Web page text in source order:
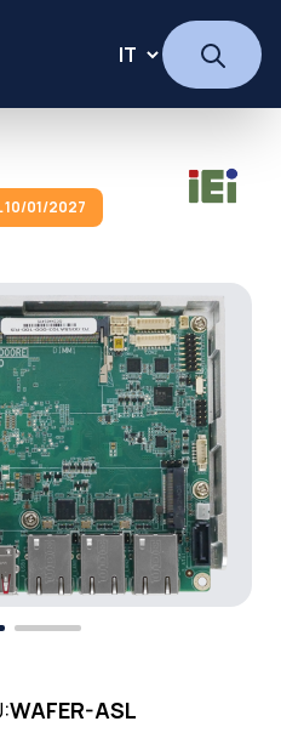
10/01/2027
WAFER-ASL